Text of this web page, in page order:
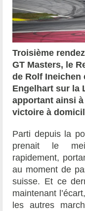
Troisième
GT Masters, le
de Rolf Ineichen
Engelhart sur la
apportant ainsi
victoire à
Parti depuis la
prenait le
rapidement,
au moment de
suisse. Et ce
maintenant
les autres